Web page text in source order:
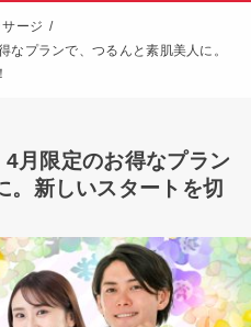
ージ
なプランで、つるんと素肌美人に。
4月限定のお得なプラン
。新しいスタートを切